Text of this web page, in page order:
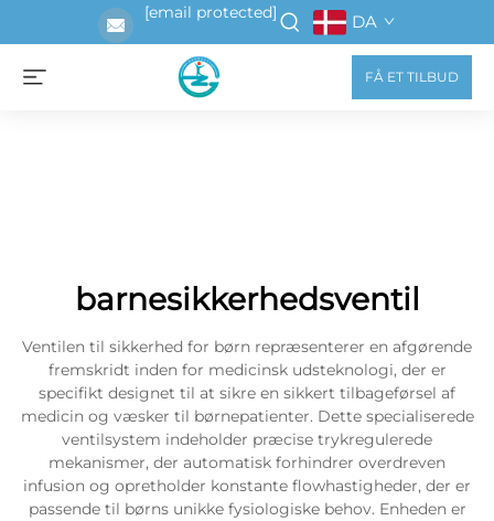
[email protected] DA
FÅ ET TILBUD
barnesikkerhedsventil
Ventilen til sikkerhed for børn repræsenterer en afgørende
fremskridt inden for medicinsk udsteknologi, der er
specifikt designet til at sikre en sikkert tilbageførsel af
medicin og væsker til børnepatienter. Dette specialiserede
ventilsystem indeholder præcise trykregulerede
mekanismer, der automatisk forhindrer overdreven
infusion og opretholder konstante flowhastigheder, der er
passende til børns unikke fysiologiske behov. Enheden er